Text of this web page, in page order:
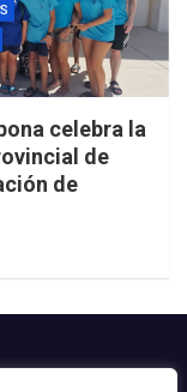
celebra la
de
de